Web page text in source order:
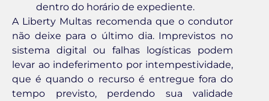
dentro do horário de expediente.
A Liberty Multas recomenda que o condutor
não deixe para o último dia. Imprevistos no
sistema digital ou falhas logísticas podem
levar ao indeferimento por intempestividade,
que é quando o recurso é entregue fora do
tempo previsto, perdendo sua validade